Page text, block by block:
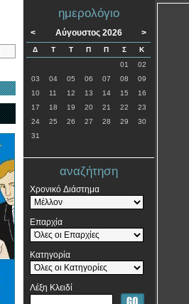
ημερολόγιο
< Αύγουστος 2026 >
Δ Τ Τ Π Π Σ
Κ
01
02
03
04 05 06 07 08
09
10
11 12 13 14 15
16
17
18 19 20 21 22
23
24
25 26 27 28 29
30
31
αναζήτηση
Χρονικό Διάστημα
Επαρχία
Κατηγορία
Λέξη Κλειδί